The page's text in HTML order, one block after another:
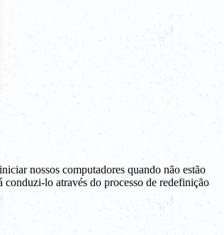
nossos computadores quando não estão
conduzi-lo através do processo de redefinição